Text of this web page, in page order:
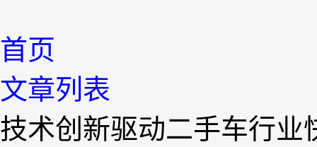
首页
文章列表
技术创新驱动二手车行业